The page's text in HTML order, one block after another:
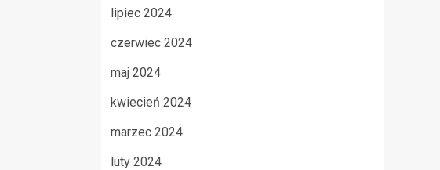
lipiec 2024
czerwiec 2024
maj 2024
kwiecień 2024
marzec 2024
luty 2024